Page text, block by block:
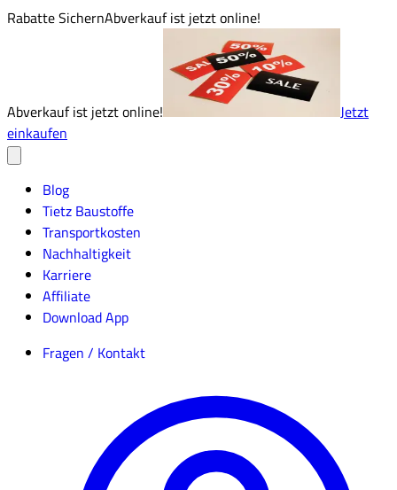
Rabatte SichernAbverkauf ist jetzt online!
Abverkauf ist jetzt online!
Jetzt
einkaufen
Blog
Tietz Baustoffe
Transportkosten
Nachhaltigkeit
Karriere
Affiliate
Download App
Fragen / Kontakt